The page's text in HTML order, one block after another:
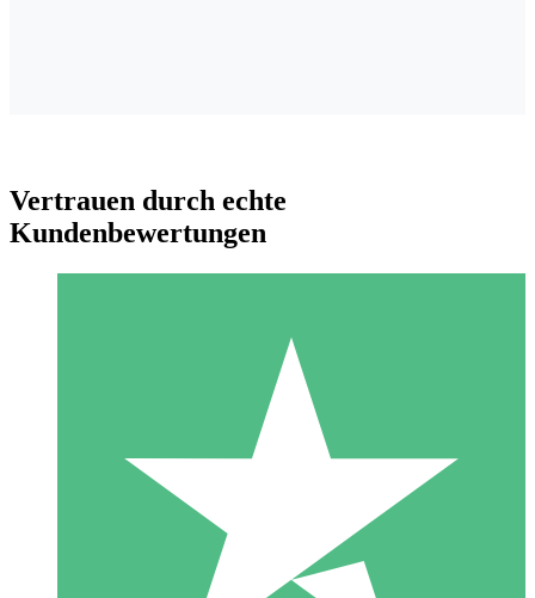
Individuelle Credit-Pakete
Zahlen Sie nach Bedarf mit Download-Credits. Keine
monatliche Verpflichtung erforderlich.
10 00
Vertrauen durch echte
Kundenbewertungen